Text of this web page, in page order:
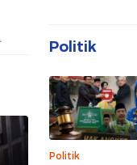
Politik
Politik